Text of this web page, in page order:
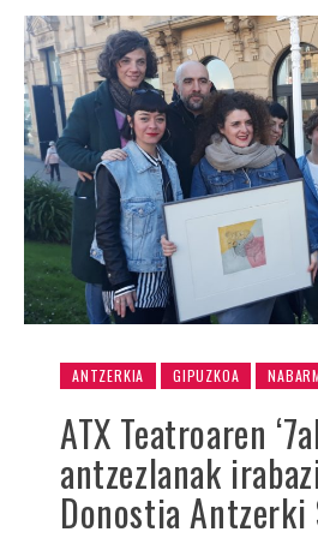
ANTZERKIA GIPUZKOA
ATX Teatroaren
antzezlanak
Donostia Antzerki